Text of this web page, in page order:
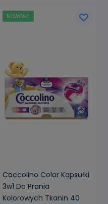
Coccolino Color Kapsułki
3w1 Do Prania
Kolorowych Tkanin 40
powiadom o
dostępności
NOWOŚĆ